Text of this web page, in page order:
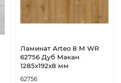
Ламинат Arteo 8 M WR
62756 Дуб Макан
1285х192х8 мм
62756